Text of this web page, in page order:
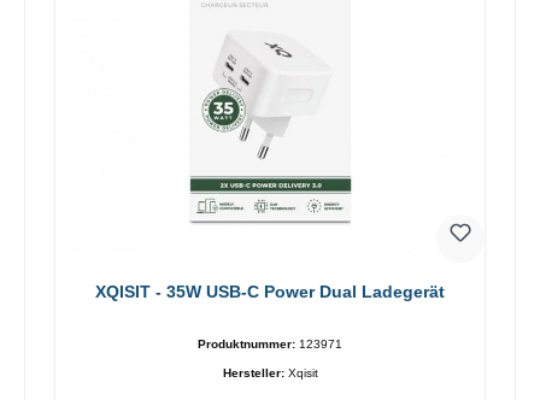
XQISIT - 35W USB-C Power Dual Ladegerät
Produktnummer: 123971
Hersteller: Xqisit